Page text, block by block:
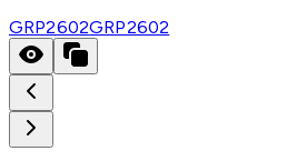
GRP2602GRP2602